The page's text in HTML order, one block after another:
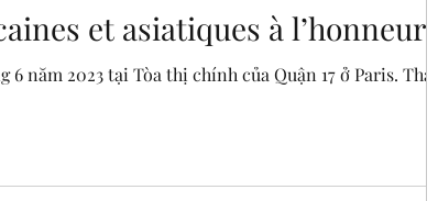
et asiatiques à l’honneur
năm 2023 tại Tòa thị chính của Quận 17 ở Paris. Tham